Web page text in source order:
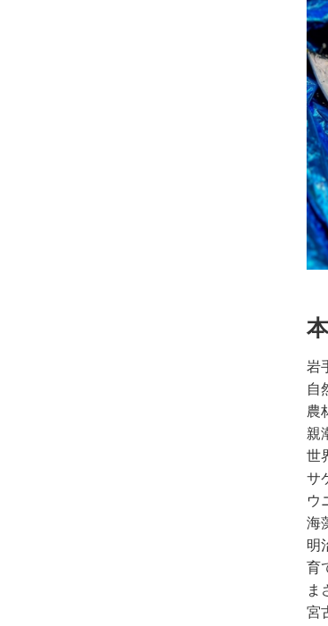
岩
自
農
親
世
サ
ウ
海
明
育
ま
宮